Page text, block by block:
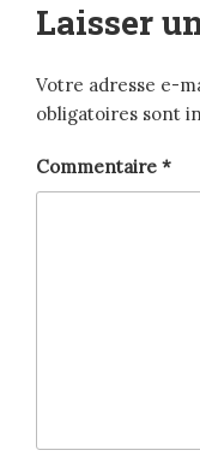
Laisser
Votre adresse e-
obligatoires sont
Commentaire *